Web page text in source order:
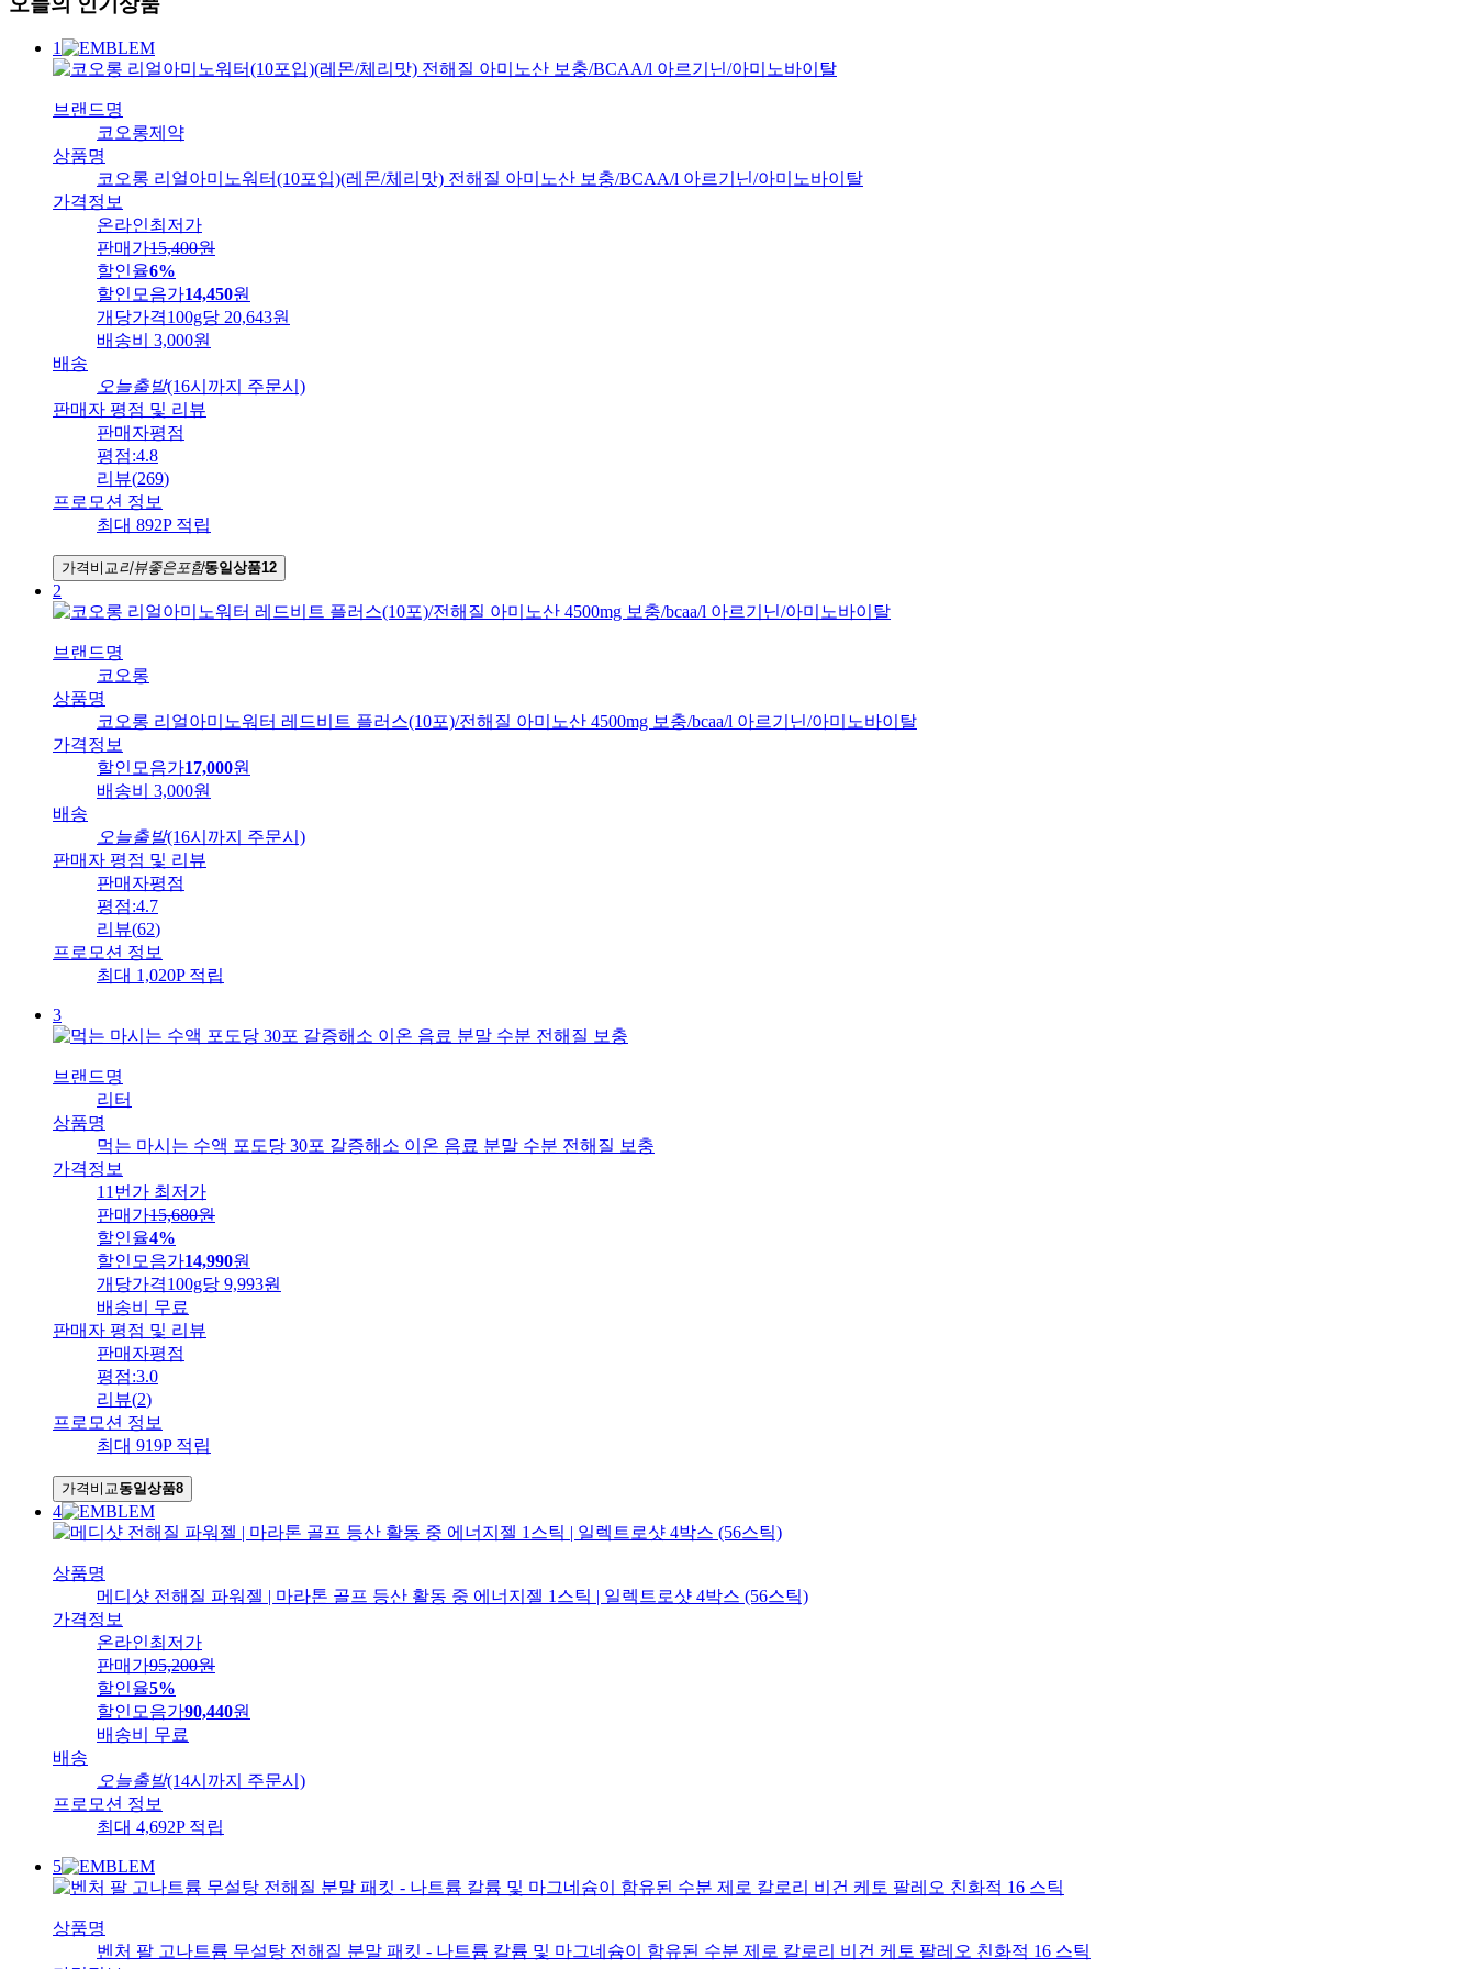
1
브랜드명
코오롱제약
상품명
코오롱 리얼아미노워터(10포입)(레몬/체리맛) 전해질 아미노산 보충/BCAA/l 아르기닌/아미노바이탈
가격정보
온라인최저가
판매가15,400원
할인율6%
할인모음가14,450원
개당가격100g당 20,643원
배송비
3,000원
배송
오늘출발(16시까지 주문시)
판매자 평점 및 리뷰
판매자평점
평점:4.8
리뷰(269)
프로모션 정보
최대 892P 적립
가격비교리뷰좋은포함동일상품12
2
브랜드명
코오롱
상품명
코오롱 리얼아미노워터 레드비트 플러스(10포)/전해질 아미노산 4500mg 보충/bcaa/l 아르기닌/아미노바이탈
가격정보
할인모음가17,000원
배송비
3,000원
배송
오늘출발(16시까지 주문시)
판매자 평점 및 리뷰
판매자평점
평점:4.7
리뷰(62)
프로모션 정보
최대 1,020P 적립
3
브랜드명
리터
상품명
먹는 마시는 수액 포도당 30포 갈증해소 이온 음료 분말 수분 전해질 보충
가격정보
11번가 최저가
판매가15,680원
할인율4%
할인모음가14,990원
개당가격100g당 9,993원
배송비
무료
판매자 평점 및 리뷰
판매자평점
평점:3.0
리뷰(2)
프로모션 정보
최대 919P 적립
가격비교동일상품8
4
상품명
메디샷 전해질 파워젤 | 마라톤 골프 등산 활동 중 에너지젤 1스틱 | 일렉트로샷 4박스 (56스틱)
가격정보
온라인최저가
판매가95,200원
할인율5%
할인모음가90,440원
배송비
무료
배송
오늘출발(14시까지 주문시)
프로모션 정보
최대 4,692P 적립
5
상품명
벤처 팔 고나트륨 무설탕 전해질 분말 패킷 - 나트륨 칼륨 및 마그네슘이 함유된 수분 제로 칼로리 비건 케토 팔레오 친화적 16 스틱